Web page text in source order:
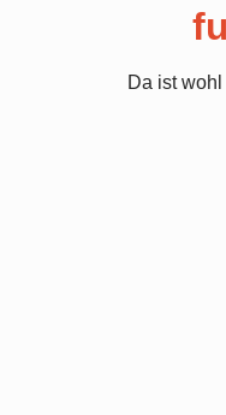
Da ist